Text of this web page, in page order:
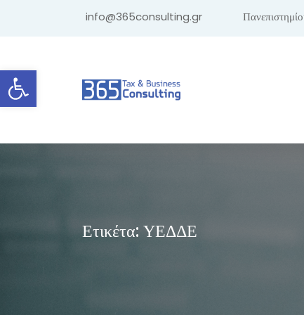
Ανοίξτε τη γραμμή εργαλείων
info@365consulting.gr
Ετικέτα: ΥΕΔΔΕ